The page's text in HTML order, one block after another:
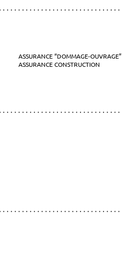
ASSURANCE “DOMMAGE-OUVRAGE”
ASSURANCE CONSTRUCTION